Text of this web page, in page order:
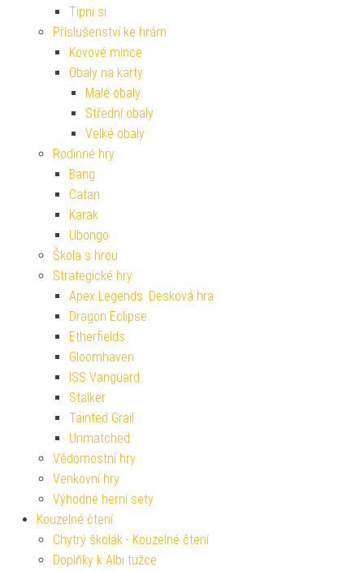
Tipni si
Příslušenství ke hrám
Kovové mince
Obaly na karty
Malé obaly
Střední obaly
Velké obaly
Rodinné hry
Bang
Catan
Karak
Ubongo
Škola s hrou
Strategické hry
Apex Legends: Desková hra
Dragon Eclipse
Etherfields
Gloomhaven
ISS Vanguard
Stalker
Tainted Grail
Unmatched
Vědomostní hry
Venkovní hry
Výhodné herní sety
Kouzelné čtení
Chytrý školák - Kouzelné čtení
Doplňky k Albi tužce